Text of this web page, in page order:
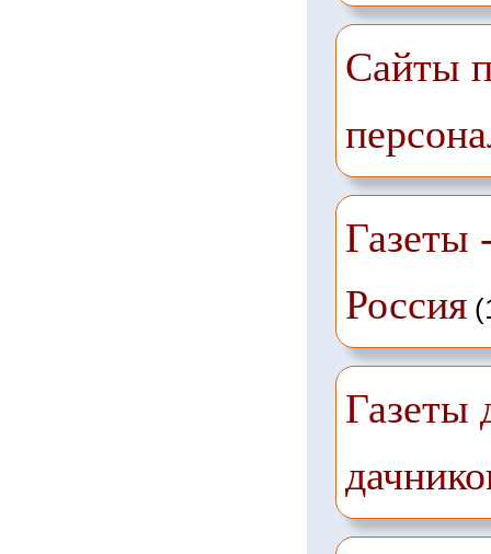
Сайты
Газеты
Россия
Газеты